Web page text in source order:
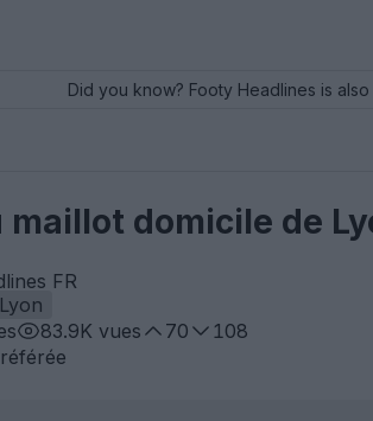
Did you know? Footy Headlines is
maillot domicile de
FR
Lyon
83.9K vues 70
108